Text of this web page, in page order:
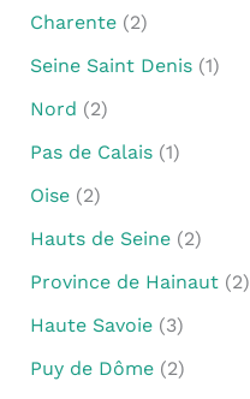
Charente(2)
Seine Saint Denis(1)
Nord (2)
Pas de Calais(1)
Oise(2)
Hauts de Seine(2)
Province de Hainaut(2)
Haute Savoie(3)
Puy de Dôme(2)